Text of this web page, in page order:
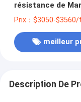
résistance de
Prix：$3050-
meilleur
Description De